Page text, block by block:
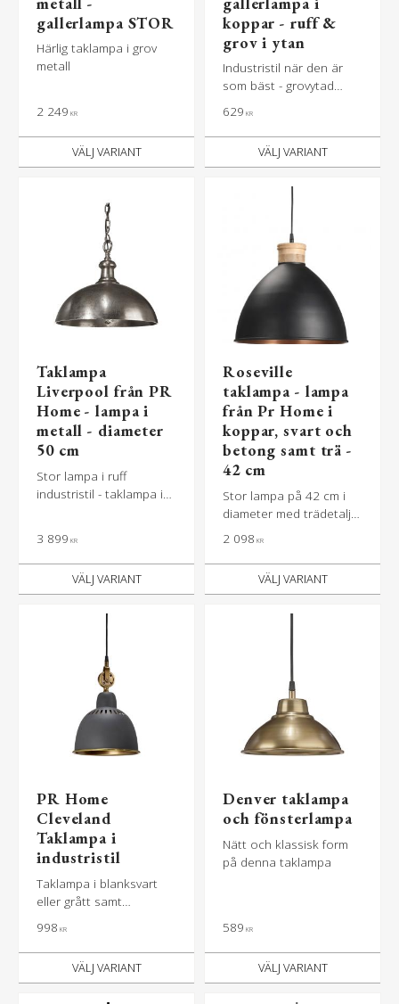
gallerlampa STOR
Härlig taklampa i grov
metall
2 249 KR
koppar - ruff &
grov i ytan
Industristil när den är
som bäst - grovytad
färgen koppar
629 KR
Taklampa
Liverpool från PR
Home - lampa i
metall - diameter
50 cm
Stor lampa i ruff
industristil - taklampa i
3 899 KR
Roseville
taklampa - lampa
från Pr Home i
koppar, svart och
betong samt trä -
42 cm
Stor lampa på 42 cm i
diameter med trädetalj -
betongfärgad metall
2 098 KR
PR Home
Cleveland
Taklampa i
industristil
Taklampa i blanksvart
eller grått samt
998 KR
Denver taklampa
och fönsterlampa
Nätt och klassisk form
på denna taklampa
589 KR